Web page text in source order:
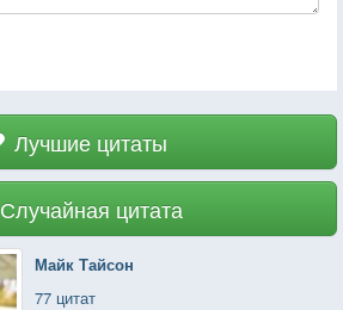
Лучшие цитаты
Случайная цитата
Майк Тайсон
77 цитат